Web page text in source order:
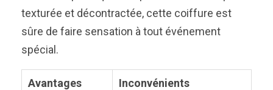
texturée et décontractée, cette coiffure est
sûre de faire sensation à tout événement
spécial.
Avantages Inconvénients